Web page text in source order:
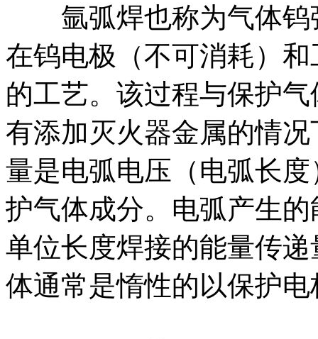
氩弧焊也称为气体钨
在钨电极（不可消耗）
的工艺。该过程与保护
有添加灭火器金属的情
量是电弧电压（电弧长
护气体成分。电弧产生
单位长度焊接的能量传
体通常是惰性的以保护